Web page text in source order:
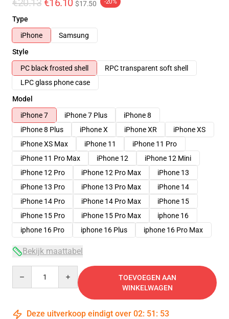
€20.13 €16.10 $17.50 -20%
Type
iPhone
Samsung
Style
PC black frosted shell
RPC transparent soft shell
LPC glass phone case
Model
iPhone 7
iPhone 7 Plus
iPhone 8
iPhone 8 Plus
iPhone X iPhone XR
iPhone XS
iPhone XS Max
iPhone 11
iPhone 11 Pro
iPhone 11 Pro Max
iPhone 12
iPhone 12 Mini
iPhone 12 Pro
iPhone 12 Pro Max
iPhone 13
iPhone 13 Pro
iPhone 13 Pro Max
iPhone 14
iPhone 14 Pro
iPhone 14 Pro Max
iPhone 15
iPhone 15 Pro
iPhone 15 Pro Max
iphone 16
iphone 16 Pro
iphone 16 Plus iphone 16 Pro Max
Bekijk maattabel
TOEVOEGEN AAN
WINKELWAGEN
Deze uitverkoop eindigt over 02: 51 : 52